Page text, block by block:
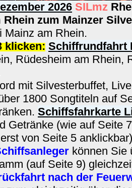
2026 SILmz
zum Mainzer
Mainz am Rhein.
klicken: Schiffrundfahrt
Rüdesheim am Rhein,
mit Silvesterbuffet,
1800 Songtiteln auf
Schiffsfahrkarte
Getränke (wie auf Seite
von Seite 5
können Sie
(auf Seite 9)
nach der